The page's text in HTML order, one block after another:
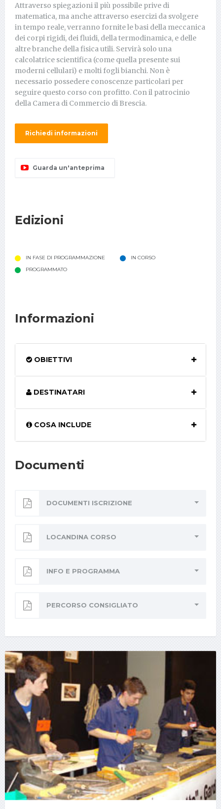
Attraverso spiegazioni il più possibile prive di
matematica, ma anche attraverso esercizi da svolgere
in tempo reale, verranno fornite le basi della meccanica
dei corpi rigidi, dei fluidi, della termodinamica, e delle
altre branche della fisica utili. Servirà solo una
calcolatrice scientifica (come quella presente sui
moderni cellulari) e molti fogli bianchi. Non è
necessario possedere conoscenze particolari per
seguire questo corso con profitto. Con il patrocinio
della Camera di Commercio di Brescia.
Richiedi informazioni
Guarda un'anteprima
Edizioni
IN FASE DI PROGRAMMAZIONE
IN CORSO
PROGRAMMATO
Informazioni
OBIETTIVI
DESTINATARI
COSA INCLUDE
Documenti
DOCUMENTI ISCRIZIONE
LOCANDINA CORSO
INFO E PROGRAMMA
PERCORSO CONSIGLIATO